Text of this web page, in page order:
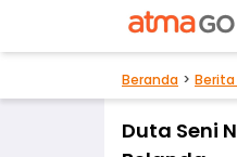
Beranda
Duta Seni